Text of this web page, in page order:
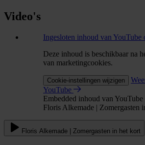
Video's
Ingesloten inhoud van YouTube
Deze inhoud is beschikbaar na
van marketingcookies.
Cookie-instellingen wijzigen
YouTube
Embedded inhoud van YouTube
Floris Alkemade | Zomergasten
Floris Alkemade | Zomergasten in het kort